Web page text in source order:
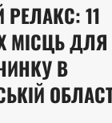
11
МІСЦЬ ДЛЯ
В